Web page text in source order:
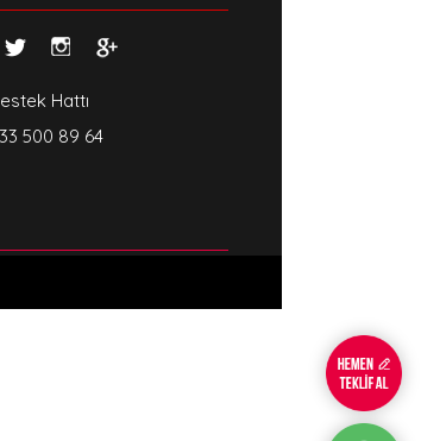
Hattı
500 89 64